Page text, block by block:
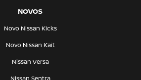
NOVOS
Novo Nissan Kicks
Novo Nissan Kait
Nissan Versa
Nissan Sentra